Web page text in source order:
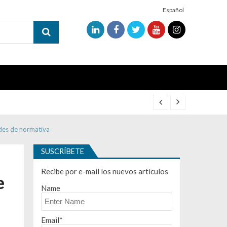
Español
de normativa
SUSCRÍBETE
Recibe por e-mail los nuevos artículos
Name
Email*